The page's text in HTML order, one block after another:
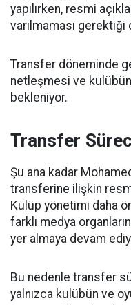
yapılırken, resmi
varılmaması
Transfer döneminde
netleşmesi ve
bekleniyor.
Transfer
Şu ana kadar
transferine ilişkin
Kulüp yönetimi daha
farklı medya
yer almaya devam
Bu nedenle transfer
yalnızca kulübün ve